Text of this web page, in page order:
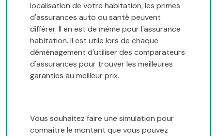
localisation de votre habitation, les primes
d'assurances auto ou santé peuvent
différer. Il en est de même pour l'assurance
habitation. Il est utile lors de chaque
déménagement d'utiliser des comparateurs
d'assurances pour trouver les meilleures
garanties au meilleur prix.
Vous souhaitez faire une simulation pour
connaître le montant que vous pouvez